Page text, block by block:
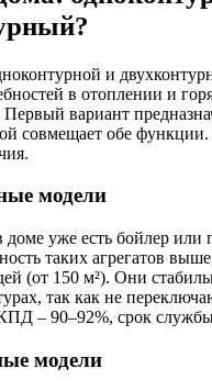
и
в отоплении и
вариант
совмещает обе функции.
модели
доме уже есть бойлер или
таких агрегатов
(от 150 м²). Они
так как не
– 90–92%, срок службы
модели